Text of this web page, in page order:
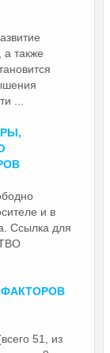
также
...
Ы,
и в
Ссылка для
ФАКТОРОВ
51, из